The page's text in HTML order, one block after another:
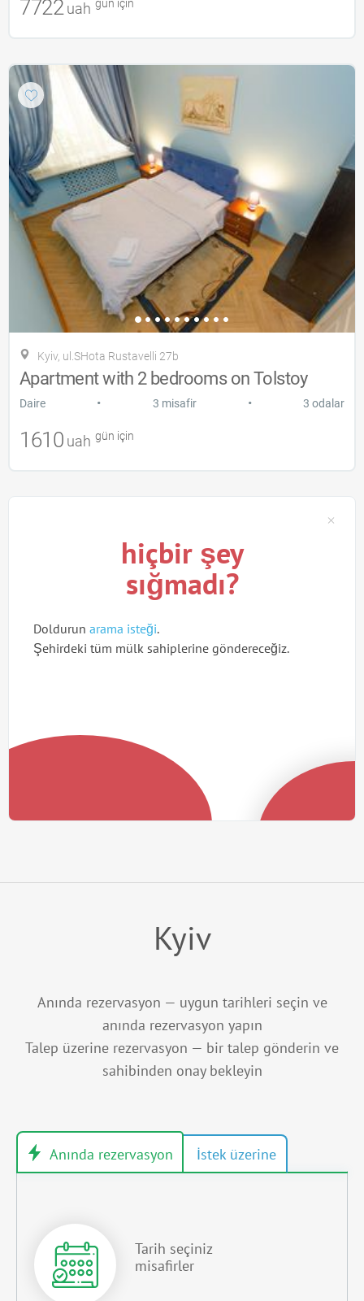
7722 uah gün için
Kyiv, ul.SHota Rustavelli 27b
Apartment with 2 bedrooms on Tolstoy
Daire • 3 misafir • 3 odalar
1610 uah gün için
hiçbir şey
sığmadı?
Doldurun arama isteği.
Şehirdeki tüm mülk sahiplerine göndereceğiz.
Kyiv
Anında rezervasyon — uygun tarihleri seçin ve
anında rezervasyon yapın
Talep üzerine rezervasyon — bir talep gönderin ve
sahibinden onay bekleyin
Tarih seçiniz
misafirler